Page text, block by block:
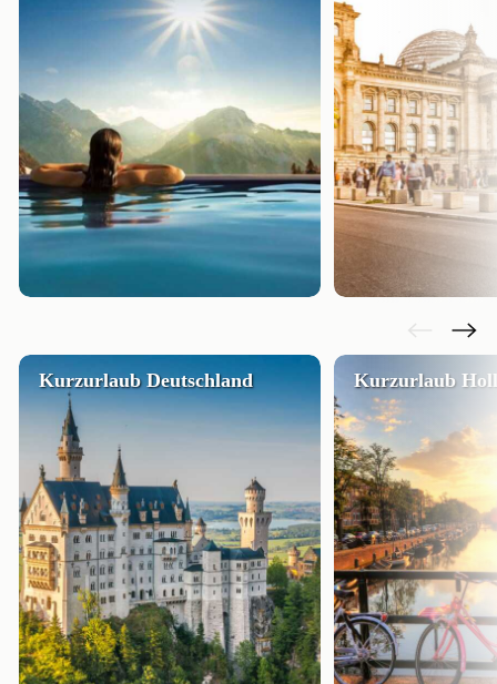
Kurzurlaub Deutschland Kurzurlaub